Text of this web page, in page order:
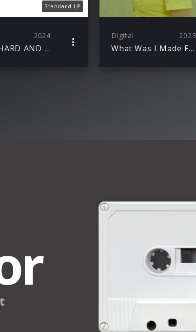
Standard LP
2024
HIT ME HARD AND SOFT
Digital 2023
What Was I Made For? [From The Motion Picture “Barbie”]